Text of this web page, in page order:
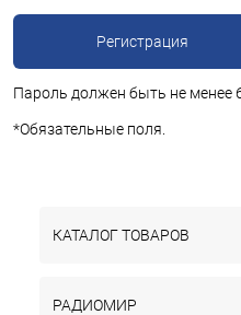
Пароль должен быть не менее
*Обязательные поля.
КАТАЛОГ ТОВАРОВ
РАДИОМИР